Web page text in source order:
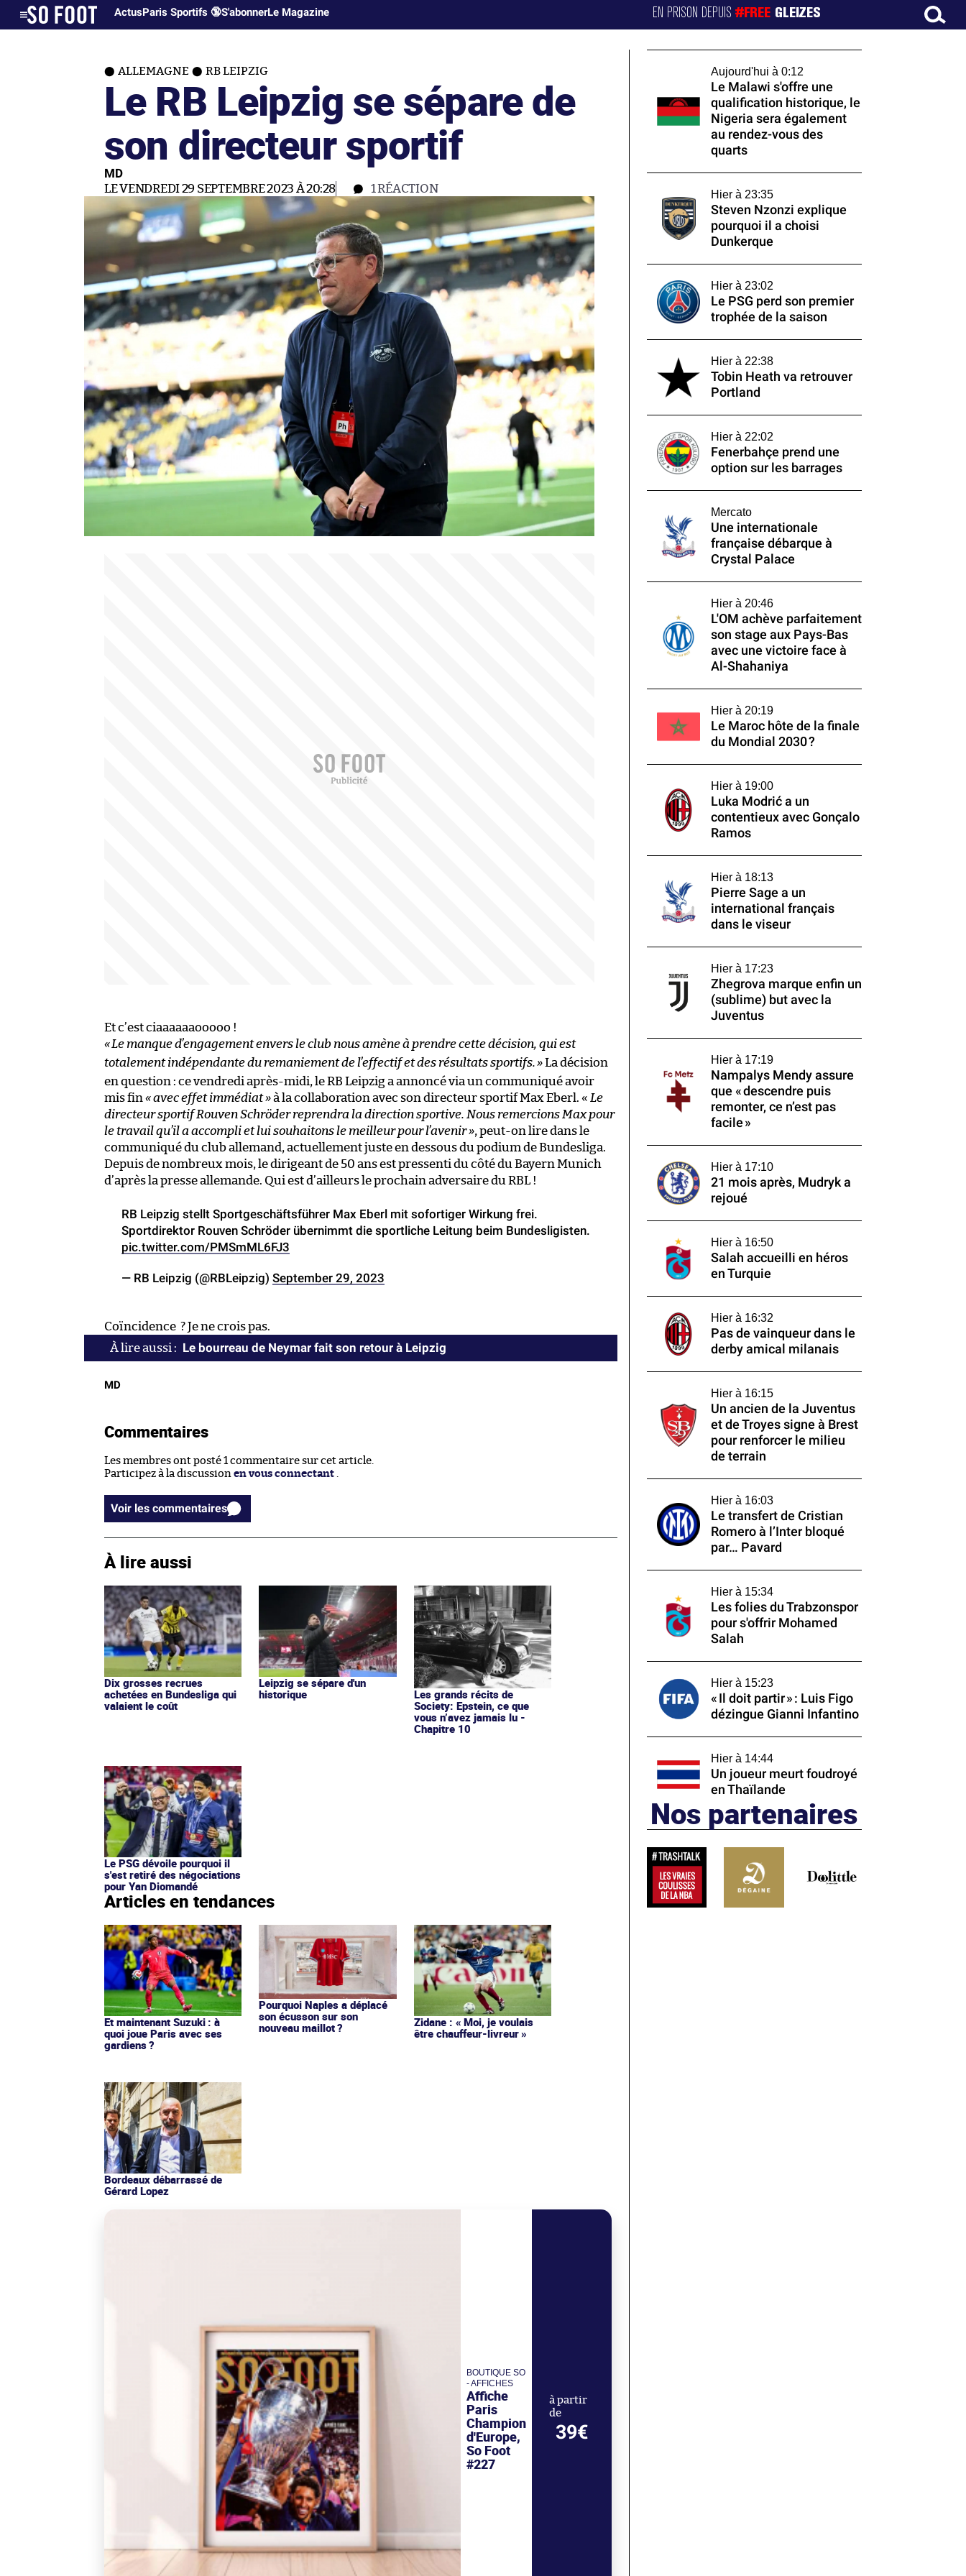
ActusParis Sportifs 🔞S'abonnerLe Magazine EN PRISON DEPUIS#FREE GLEIZES
ALLEMAGNE RB LEIPZIG
Le RB Leipzig se sépare de
son directeur sportif
MD
LE VENDREDI 29 SEPTEMBRE 2023 À 20:28 1RÉACTION
Et c’est ciaaaaaaooooo !
«Le manque d’engagement envers le club nous amène à prendre cette décision, qui est
totalement indépendante du remaniement de l’effectif et des résultats sportifs.»La décision
en question : ce vendredi après-midi, le RB Leipzig a annoncé via un communiqué avoir
mis fin « avec effet immédiat »à la collaboration avec son directeur sportif Max Eberl. « Le
directeur sportif Rouven Schröder reprendra la direction sportive. Nous remercions Max pour
le travail qu’il a accompli et lui souhaitons le meilleur pour l’avenir », peut-on lire dans le
communiqué du club allemand, actuellement juste en dessous du podium de Bundesliga.
Depuis de nombreux mois, le dirigeant de 50 ans est pressenti du côté du Bayern Munich
d’après la presse allemande. Qui est d’ailleurs le prochain adversaire du RBL !
RB Leipzig stellt Sportgeschäftsführer Max Eberl mit sofortiger Wirkung frei.
Sportdirektor Rouven Schröder übernimmt die sportliche Leitung beim Bundesligisten.
pic.twitter.com/PMSmML6FJ3
— RB Leipzig (@RBLeipzig) September 29, 2023
Coïncidence ? Je ne crois pas.
Le bourreau de Neymar fait son retour à Leipzig
MD
Commentaires
Les membres ont posté 1 commentaire sur cet article.
Participez à la discussion en vous connectant .
Voir les commentaires
À lire aussi
Dix grosses recrues
achetées en Bundesliga qui
valaient le coût
Leipzig se sépare d'un
historique
Les grands récits de
Society: Epstein, ce que
vous n’avez jamais lu -
Chapitre 10
Le PSG dévoile pourquoi il
s'est retiré des négociations
pour Yan Diomandé
Articles en tendances
Et maintenant Suzuki : à
quoi joue Paris avec ses
gardiens ?
Pourquoi Naples a déplacé
son écusson sur son
nouveau maillot ?
Zidane : « Moi, je voulais
être chauffeur-livreur »
Bordeaux débarrassé de
Gérard Lopez
BOUTIQUE SO
- AFFICHES
Affiche
Paris
Champion
d'Europe,
So Foot
#227
à partir
de
39€
Aujourd'hui à 0:12
Le Malawi s'offre une
qualification historique, le
Nigeria sera également
au rendez-vous des
quarts
Hier à 23:35
Steven Nzonzi explique
pourquoi il a choisi
Dunkerque
Hier à 23:02
Le PSG perd son premier
trophée de la saison
Hier à 22:38
Tobin Heath va retrouver
Portland
Hier à 22:02
Fenerbahçe prend une
option sur les barrages
Mercato
Une internationale
française débarque à
Crystal Palace
Hier à 20:46
L'OM achève parfaitement
son stage aux Pays-Bas
avec une victoire face à
Al-Shahaniya
Hier à 20:19
Le Maroc hôte de la finale
du Mondial 2030 ?
Hier à 19:00
Luka Modrić a un
contentieux avec Gonçalo
Ramos
Hier à 18:13
Pierre Sage a un
international français
dans le viseur
Hier à 17:23
Zhegrova marque enfin un
(sublime) but avec la
Juventus
Hier à 17:19
Nampalys Mendy assure
que « descendre puis
remonter, ce n’est pas
facile »
Hier à 17:10
21 mois après, Mudryk a
rejoué
Hier à 16:50
Salah accueilli en héros
en Turquie
Hier à 16:32
Pas de vainqueur dans le
derby amical milanais
Hier à 16:15
Un ancien de la Juventus
et de Troyes signe à Brest
pour renforcer le milieu
de terrain
Hier à 16:03
Le transfert de Cristian
Romero à l’Inter bloqué
par… Pavard
Hier à 15:34
Les folies du Trabzonspor
pour s'offrir Mohamed
Salah
Hier à 15:23
« Il doit partir » : Luis Figo
dézingue Gianni Infantino
Hier à 14:44
Un joueur meurt foudroyé
en Thaïlande
Nos partenaires